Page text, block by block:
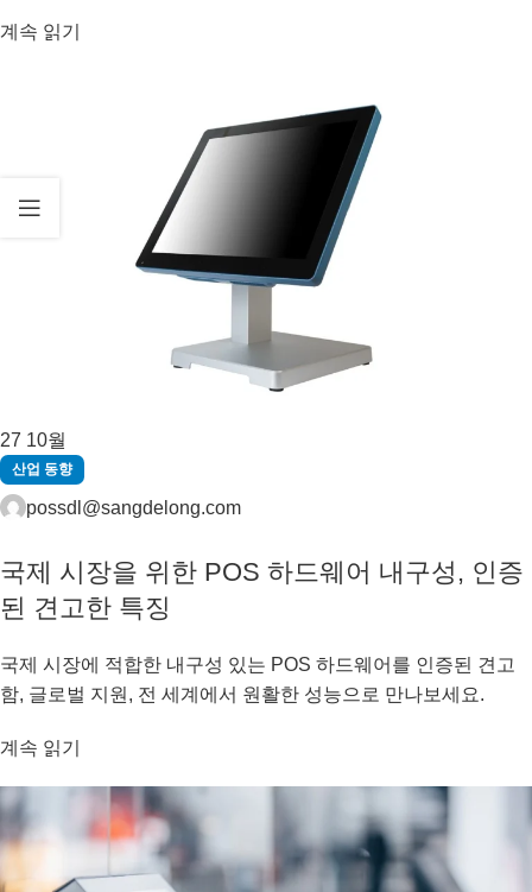
계속 읽기
27 10월
산업 동향
possdl@sangdelong.com
국제 시장을 위한 POS 하드웨어 내구성, 인증
된 견고한 특징
국제 시장에 적합한 내구성 있는 POS 하드웨어를 인증된 견고
함, 글로벌 지원, 전 세계에서 원활한 성능으로 만나보세요.
계속 읽기